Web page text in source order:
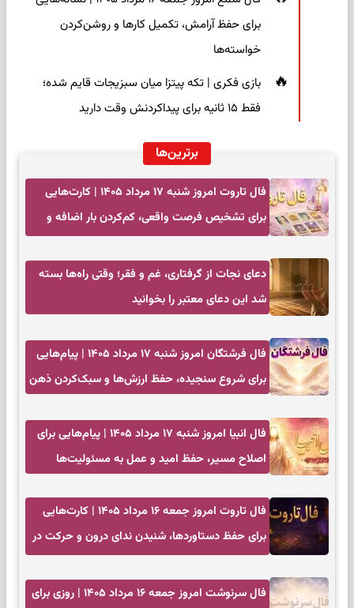
برای حفظ آرامش، تکمیل کارها و روشن‌کردن
خواسته‌ها
بازی فکری | تکه پیتزا میان سبزیجات قایم شده؛
فقط ۱۵ ثانیه برای پیداکردنش وقت دارید
برترین‌ها
فال تاروت امروز شنبه ۱۷ مرداد ۱۴۰۵ | کارت‌هایی
برای تشخیص فرصت واقعی، کم‌کردن بار اضافه و
دعای نجات از گرفتاری، غم و فقر؛ وقتی راه‌ها بسته
شد این دعای معتبر را بخوانید
فال فرشتگان امروز شنبه ۱۷ مرداد ۱۴۰۵ | پیام‌هایی
برای شروع سنجیده، حفظ ارزش‌ها و سبک‌کردن ذهن
فال انبیا امروز شنبه ۱۷ مرداد ۱۴۰۵ | پیام‌هایی برای
اصلاح مسیر، حفظ امید و عمل به مسئولیت‌ها
فال تاروت امروز جمعه ۱۶ مرداد ۱۴۰۵ | کارت‌هایی
برای حفظ دستاوردها، شنیدن ندای درون و حرکت در
فال سرنوشت امروز جمعه ۱۶ مرداد ۱۴۰۵ | روزی برای